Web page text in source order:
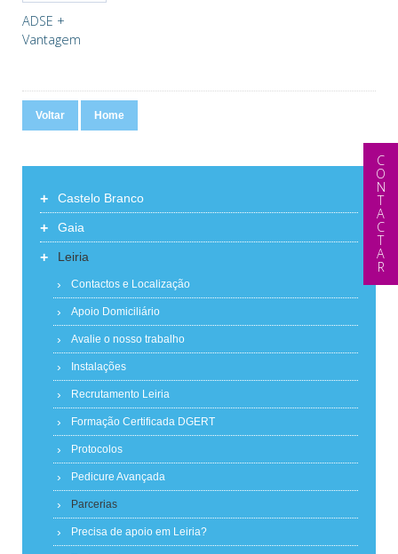
ADSE +
Vantagem
Voltar Home
+ Castelo Branco
+ Gaia
+ Leiria
Contactos e Localização
Apoio Domiciliário
Avalie o nosso trabalho
Instalações
Recrutamento Leiria
Formação Certificada DGERT
Protocolos
Pedicure Avançada
Parcerias
Precisa de apoio em Leiria?
CONTACTAR